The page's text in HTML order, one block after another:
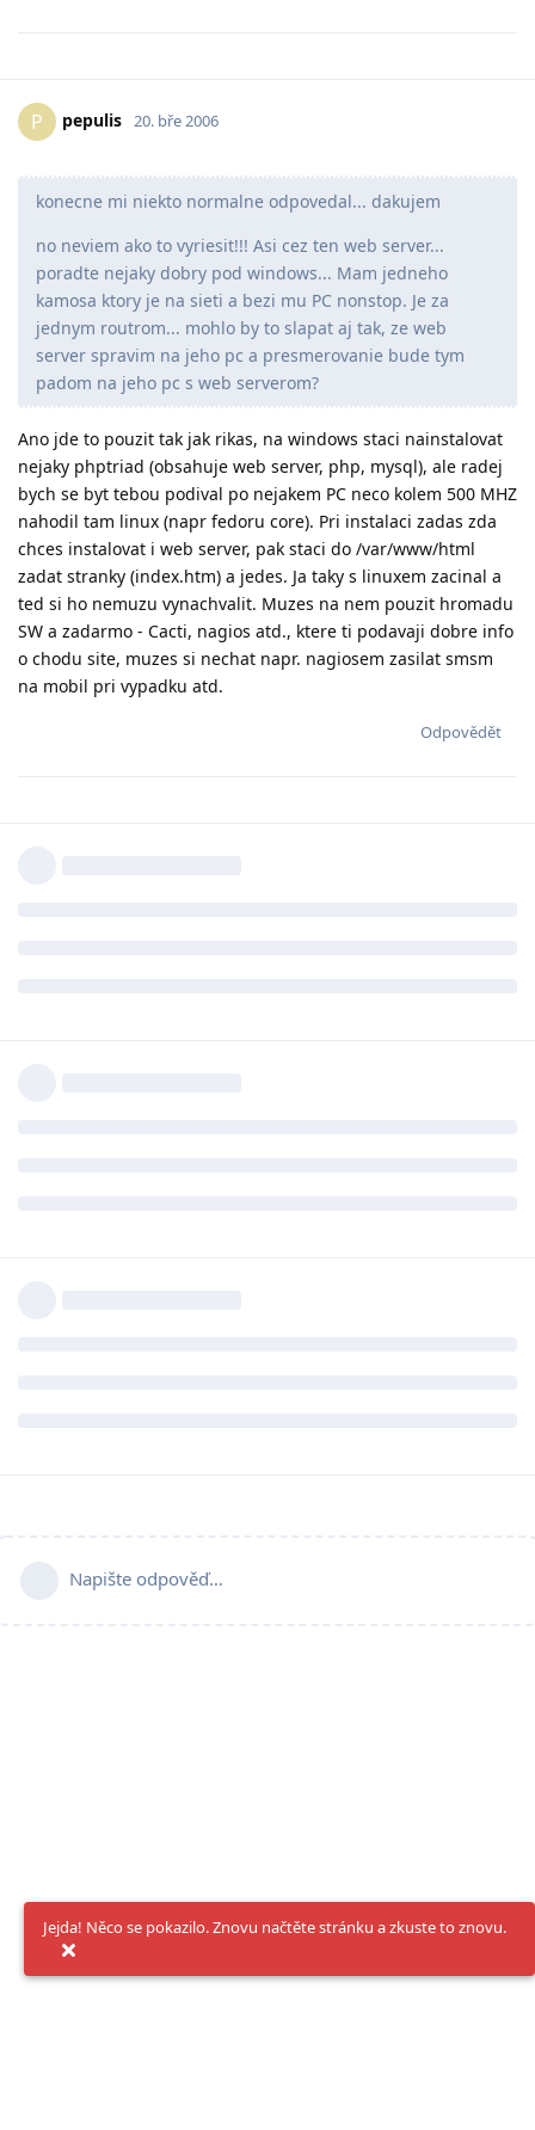
P pepulis 20. bře 2006
konecne mi niekto normalne odpovedal... dakujem
no neviem ako to vyriesit!!! Asi cez ten web server...
poradte nejaky dobry pod windows... Mam jedneho
kamosa ktory je na sieti a bezi mu PC nonstop. Je za
jednym routrom... mohlo by to slapat aj tak, ze web
server spravim na jeho pc a presmerovanie bude tym
padom na jeho pc s web serverom?
Ano jde to pouzit tak jak rikas, na windows staci nainstalovat
nejaky phptriad (obsahuje web server, php, mysql), ale radej
bych se byt tebou podival po nejakem PC neco kolem 500 MHZ
nahodil tam linux (napr fedoru core). Pri instalaci zadas zda
chces instalovat i web server, pak staci do /var/www/html
zadat stranky (index.htm) a jedes. Ja taky s linuxem zacinal a
ted si ho nemuzu vynachvalit. Muzes na nem pouzit hromadu
SW a zadarmo - Cacti, nagios atd., ktere ti podavaji dobre info
o chodu site, muzes si nechat napr. nagiosem zasilat smsm
na mobil pri vypadku atd.
Odpovědět
Napište odpověď…
Jejda! Něco se pokazilo. Znovu načtěte stránku a zkuste to znovu.